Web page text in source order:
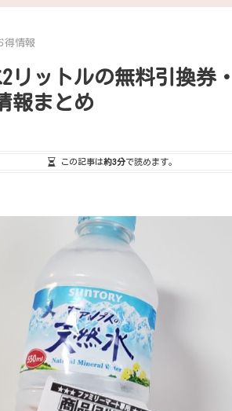
得情報
2リットルの無料引換券
報まとめ
この記事は約3分で読めます。